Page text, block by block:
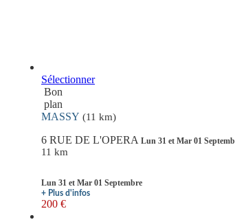
Sélectionner
Bon
plan
MASSY (11 km)
6 RUE DE L'OPERA Lun 31 et Mar 01
11 km
Lun 31 et Mar 01 Septembre
+ Plus d'infos
200 €